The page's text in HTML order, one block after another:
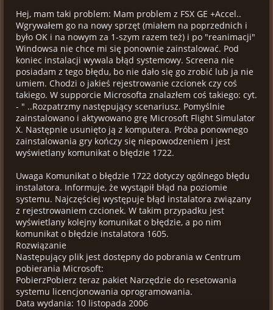
Hej, mam taki problem: Mam problem z FSX GE +Accel..
Wgrywałem go na nowy sprzęt (miałem na poprzednich i
było OK i na nowym za 1-szym razem też) i po "reanimacji"
Windowsa nie chce mi się ponownie zainstalować. Pod
koniec instalacji wywala błąd systemowy. Screena nie
posiadam z tego błędu, bo nie dało się go zrobić lub ja nie
umiem. Chodzi o jakieś rejestrowanie czcionek czy coś
takiego. W supporcie Microsofta znalazłem coś takiego: cyt.
- " ..Rozpatrzmy następujący scenariusz. Pomyślnie
zainstalowano i aktywowano grę Microsoft Flight Simulator
X. Następnie usunięto ją z komputera. Próba ponownego
zainstalowania gry kończy się niepowodzeniem i jest
wyświetlany komunikat o błędzie 1722.
Uwaga Komunikat o błędzie 1722 dotyczy ogólnego błędu
instalatora. Informuje, że wystąpił błąd na poziomie
systemu. Najczęściej występuje błąd instalatora związany
z rejestrowaniem czcionek. W takim przypadku jest
wyświetlany kolejny komunikat o błędzie, a po nim
komunikat o błędzie instalatora 1605.
Rozwiązanie
Następujący plik jest dostępny do pobrania w Centrum
pobierania Microsoft:
PobierzPobierz teraz pakiet Narzędzie do resetowania
systemu licencjonowania oprogramowania.
Data wydania: 10 listopada 2006